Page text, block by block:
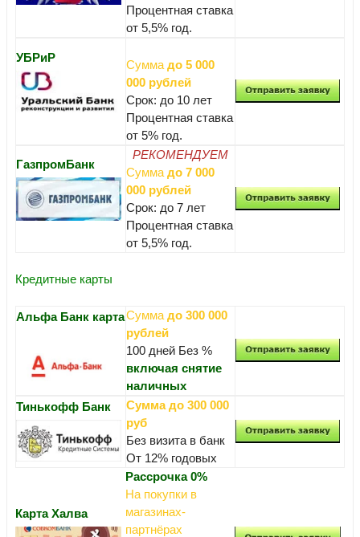
Процентная ставка
от 5,5% год.
УБРиР
Сумма до 5 000
000 рублей
Срок: до 10 лет
Процентная ставка
от 5% год.
ГазпромБанк
РЕКОМЕНДУЕМ
Сумма до 7 000
000 рублей
Срок: до 7 лет
Процентная ставка
от 5,5% год.
Кредитные карты
Альфа Банк картаСумма до 300 000
рублей
100 дней Без %
включая снятие
наличных
Тинькофф Банк
Сумма до 300 000
руб
Без визита в банк
От 12% годовых
Карта Халва
Рассрочка 0%
На покупки в
магазинах-
партнёрах